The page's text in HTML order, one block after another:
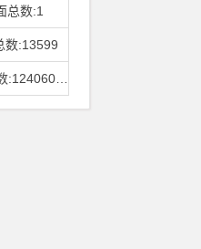
总数:1
数:13599
浏览总数:12406006